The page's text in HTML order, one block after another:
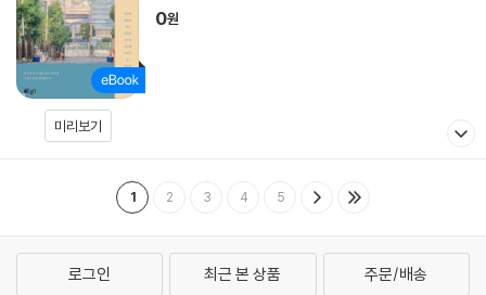
미리보기
0원
1 2 3 4 5
로그인 최근 본 상품 주문/배송